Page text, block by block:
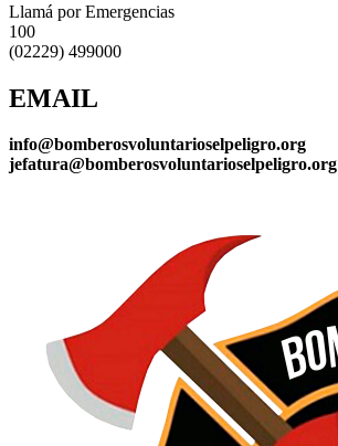
Llamá por Emergencias
100
(02229) 499000
EMAIL
info@bomberosvoluntarioselpeligro.org
jefatura@bomberosvoluntarioselpeligro.org